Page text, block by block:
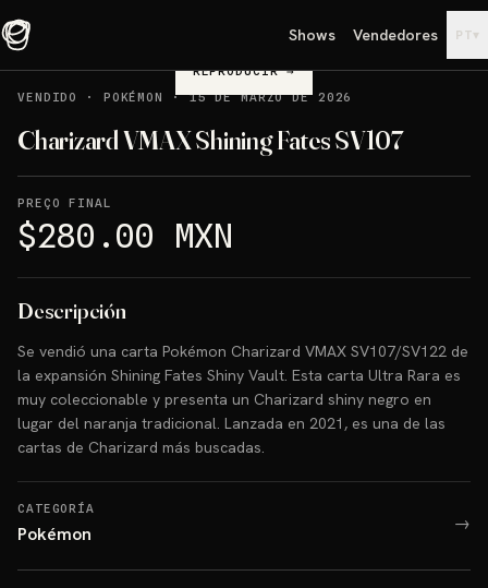
Shows Vendedores PT▾
REPRODUCIR→
VENDIDO
· POKÉMON ·15 DE MARZO DE 2026
Charizard VMAX Shining Fates SV107
PREÇO FINAL
$280.00 MXN
Descripción
Se vendió una carta Pokémon Charizard VMAX SV107/SV122 de
la expansión Shining Fates Shiny Vault. Esta carta Ultra Rara es
muy coleccionable y presenta un Charizard shiny negro en
lugar del naranja tradicional. Lanzada en 2021, es una de las
cartas de Charizard más buscadas.
CATEGORÍA
Pokémon →